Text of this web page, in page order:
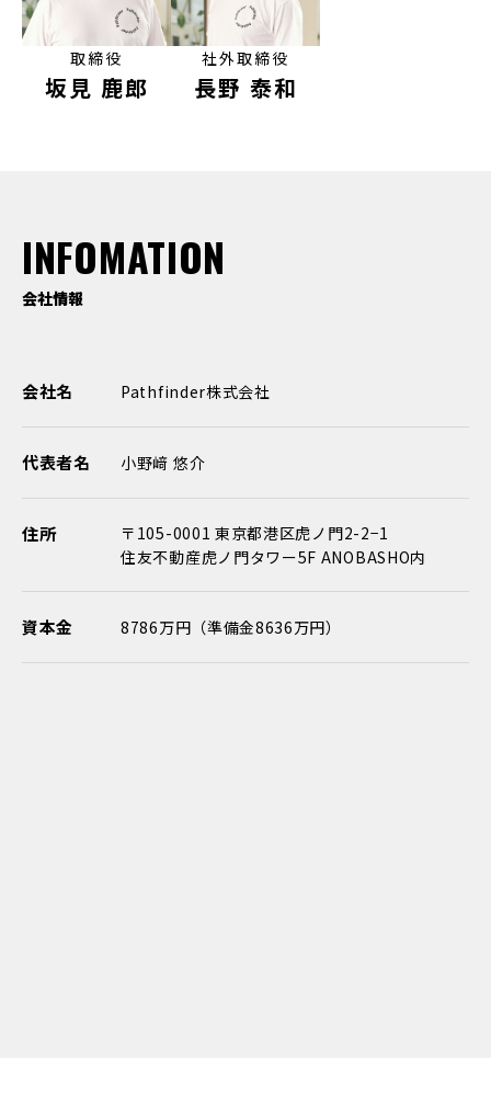
取締役
坂見 鹿郎
社外取締役
長野 泰和
INFOMATION
会社情報
会社名 Pathfinder株式会社
代表者名 小野﨑 悠介
住所
〒105-0001 東京都港区虎ノ門2-2−1
住友不動産虎ノ門タワー5F ANOBASHO内
資本金 8786万円（準備金8636万円）